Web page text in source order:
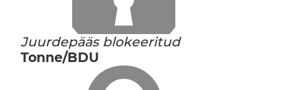
Juurdepääs blokeeritud
Tonne/BDU